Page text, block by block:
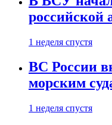
российской
1 неделя спустя
ВС России
морским
1 неделя спустя